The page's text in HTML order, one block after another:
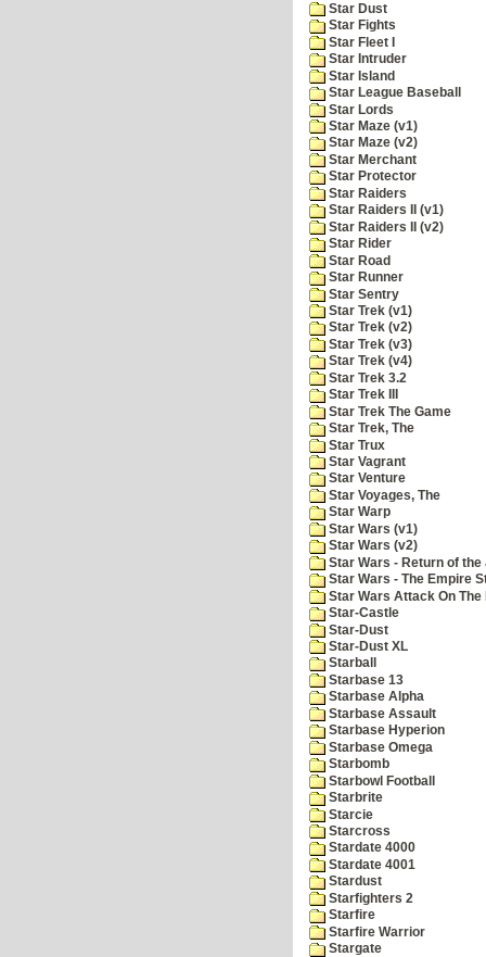
Star Dust
Star Fights
Star Fleet I
Star Intruder
Star Island
Star League Baseball
Star Lords
Star Maze (v1)
Star Maze (v2)
Star Merchant
Star Protector
Star Raiders
Star Raiders II (v1)
Star Raiders II (v2)
Star Rider
Star Road
Star Runner
Star Sentry
Star Trek (v1)
Star Trek (v2)
Star Trek (v3)
Star Trek (v4)
Star Trek 3.2
Star Trek III
Star Trek The Game
Star Trek, The
Star Trux
Star Vagrant
Star Venture
Star Voyages, The
Star Warp
Star Wars (v1)
Star Wars (v2)
Star Wars - Return of
Star Wars - The Empire
Star Wars Attack On The
Star-Castle
Star-Dust
Star-Dust XL
Starball
Starbase 13
Starbase Alpha
Starbase Assault
Starbase Hyperion
Starbase Omega
Starbomb
Starbowl Football
Starbrite
Starcie
Starcross
Stardate 4000
Stardate 4001
Stardust
Starfighters 2
Starfire
Starfire Warrior
Stargate